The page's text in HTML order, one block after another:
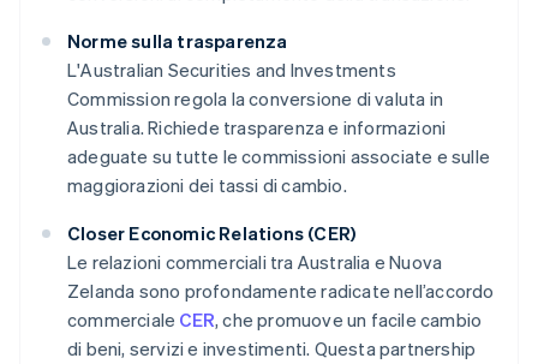
Norme sulla trasparenza
L'Australian Securities and Investments
Commission regola la conversione di valuta in
Australia. Richiede trasparenza e informazioni
adeguate su tutte le commissioni associate e sulle
maggiorazioni dei tassi di cambio.
Closer Economic Relations (CER)
Le relazioni commerciali tra Australia e Nuova
Zelanda sono profondamente radicate nell’accordo
commerciale CER, che promuove un facile cambio
di beni, servizi e investimenti. Questa partnership